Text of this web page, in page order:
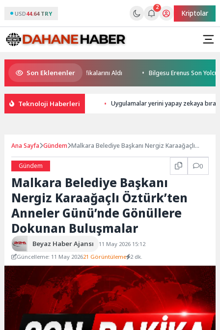
USD44.64 TRY
2
Kriptolar
Son Eklenenler
Yüzücüleri Sertifikalarını Aldı Bilgesu Erenus Son
Teknoloji Haberleri Uygulamalar yerini yapay zekaya
Ana Sayfa Gündem Malkara Belediye Başkanı Nergiz Karaağaçlı
Gündem 0
Malkara Belediye Başkanı
Nergiz Karaağaçlı Öztürk’ten
Anneler Günü’nde Gönüllere
Dokunan Buluşmalar
Beyaz Haber Ajansı
11 May 2026 15:12
Güncelleme: 11 May 202621 Görüntüleme 2 dk.